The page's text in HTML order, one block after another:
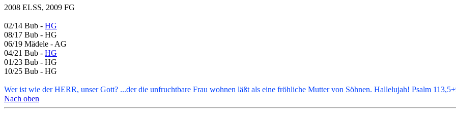
2008 ELSS, 2009 FG
02/14 Bub - HG
08/17 Bub - HG
06/19 Mädele - AG
04/21 Bub - HG
01/23 Bub - HG
10/25 Bub - HG
Wer ist wie der HERR, unser Gott? ...der die unfruchtbare Frau wohnen läßt als eine fröhliche Mutter von Söhnen. Hallelujah! Psalm
Nach oben